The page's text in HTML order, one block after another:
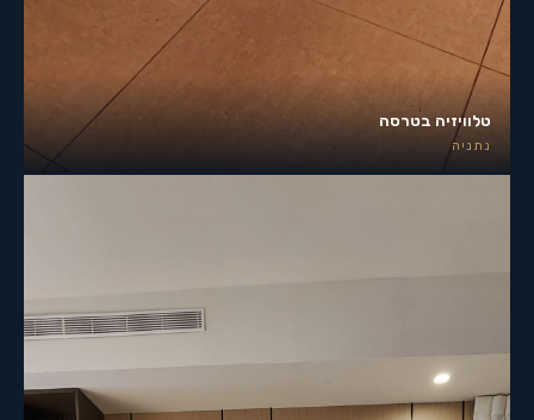
טלוויזיה בטרסה
נתניה